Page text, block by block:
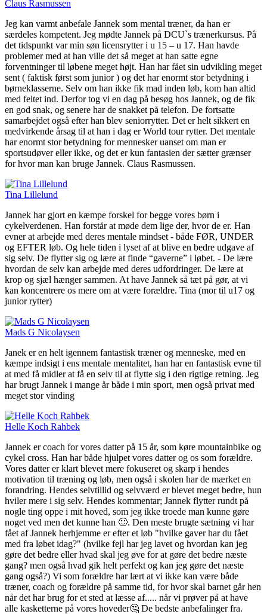
Claus Rasmussen
Jeg kan varmt anbefale Jannek som mental træner, da han er
særdeles kompetent. Jeg mødte Jannek på DCU`s trænerkursus. På
det tidspunkt var min søn licensrytter i u 15 – u 17. Han havde
problemer med at han ville det så meget at han satte egne
forventninger til løbene meget højt. Han har fået sin udvikling meget
sent ( faktisk først som junior ) og det har enormt stor betydning i
børneklasserne. Selv om han ikke fik mad inden løb, kom han altid
med feltet ind. Derfor tog vi en dag på besøg hos Jannek, og de fik
en god snak, og senere har de snakket på telefon. De fortsatte
samarbejdet også efter han blev seniorrytter. Det er helt sikkert en
medvirkende årsag til at han i dag er World tour rytter. Det mentale
har enormt stor betydning for mennesker uanset om man er
sportsudøver eller ikke, og det er kun fantasien der sætter grænser
for hvor man kan bruge Jannek. Claus Rasmussen.
Tina Lillelund
Jannek har gjort en kæmpe forskel for begge vores børn i
cykelverdenen. Han forstår at møde dem lige der, hvor de er. Han
evner at arbejde med deres mentale mindset - både FØR, UNDER
og EFTER løb. Og hele tiden i lyset af at blive en bedre udgave af
sig selv. De flytter sig og lære at finde “gaverne” i løbet. - De lære
hvordan de selv kan arbejde med deres udfordringer. De lære at
krop og sjæl hænger sammen. At have Jannek så tæt på gør, at vi
kan koncentrere os mere om at være forældre. Tina (mor til u17 og
junior rytter)
Mads G Nicolaysen
Janek er en helt igennem fantastisk træner og menneske, med en
kæmpe indsigt i ens mentale mentalitet, han har en fantastisk evne til
at med få midler at få en selv til at flytte sig i den rigtige retning. Jeg
har brugt Jannek i mange år både i min sport, men også privat med
meget stor vinding
Helle Koch Rahbek
Jannek er coach for vores datter på 15 år, som køre mountainbike og
cykel cross. Han har både hjulpet vores datter og os som forældre.
Vores datter er klart blevet mere fokuseret og skarp i hendes
motivation til træning og løb, men også i skolen har de mærket en
forandring. Hendes selvtillid og selvværd er blevet meget bedre, hun
hviler mere i sig selv. Hendes kommentar; Jannek flytter rundt på
nogle ting oppe i mit hoved, som jeg ikke troede man kunne gøre
noget ved men det kunne han 🙂. Den meste brugte sætning vi har
fået af Jannek herhjemme er efter et løb "hvilke gaver har du fået
med fra løbet idag?" (hvilke fejl har jeg lavet og hvordan kan jeg
gøre det bedre eller hvad skal jeg øve for at gøre det bedre næste
gang? men også hvad gik helt perfekt og kan jeg gøre det næste
gang også?) Vi som forældre har lært at vi ikke kan være både
træner, coach og forældre på samme tid, for hvor skal barnet går hen
når det har brug for et sted at læsse af..... når vi prøver på at have
alle kasketterne på vores hoveder🤔 De bedste anbefalinger fra.